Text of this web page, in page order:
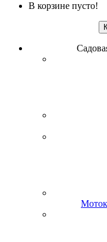
В корзине пусто!